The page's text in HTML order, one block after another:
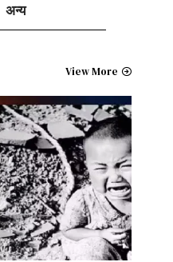
अन्य
View More